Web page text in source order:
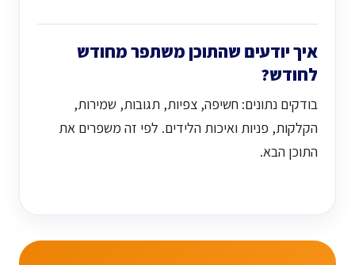
איך יודעים שהתוכן משתפר מחודש
לחודש?
בודקים נתונים: חשיפה, צפיות, תגובות, שמירות,
הקלקות, פניות ואיכות הלידים. לפי זה משפרים את
התוכן הבא.